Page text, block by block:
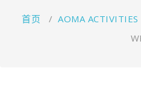
首页 / AOMA ACTIVITIES